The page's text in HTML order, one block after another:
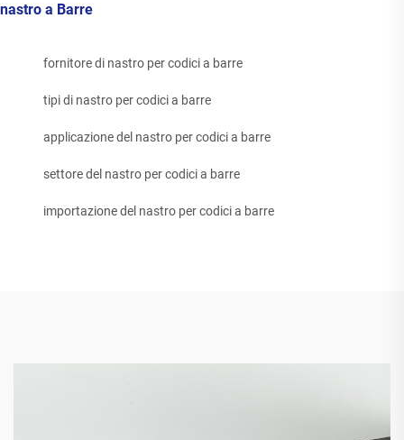
nastro a Barre
fornitore di nastro per codici a barre
tipi di nastro per codici a barre
applicazione del nastro per codici a barre
settore del nastro per codici a barre
importazione del nastro per codici a barre